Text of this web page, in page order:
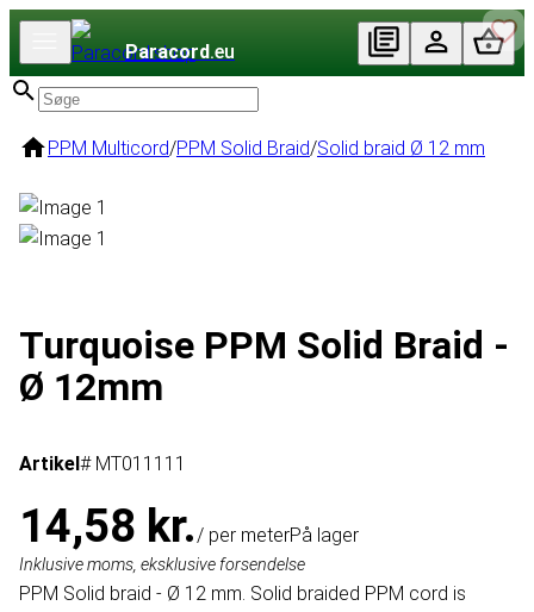
Paracord.eu
PPM Multicord/PPM Solid Braid/Solid braid Ø 12 mm
Turquoise PPM Solid Braid -
Ø 12mm
Artikel# MT011111
14,58 kr./ per meterPå lager
Inklusive moms, eksklusive forsendelse
PPM Solid braid - Ø 12 mm. Solid braided PPM cord is